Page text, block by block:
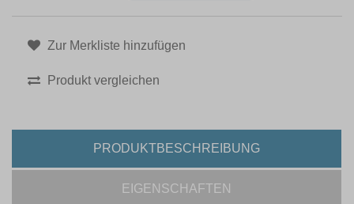
Zur Merkliste hinzufügen
Produkt vergleichen
PRODUKTBESCHREIBUNG
EIGENSCHAFTEN